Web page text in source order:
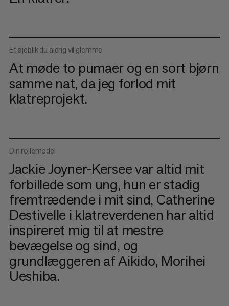
Et øjeblik du aldrig vil glemme
At møde to pumaer og en sort bjørn
samme nat, da jeg forlod mit
klatreprojekt.
Din rollemodel
Jackie Joyner-Kersee var altid mit
forbillede som ung, hun er stadig
fremtrædende i mit sind, Catherine
Destivelle i klatreverdenen har altid
inspireret mig til at mestre
bevægelse og sind, og
grundlæggeren af Aikido, Morihei
Ueshiba.